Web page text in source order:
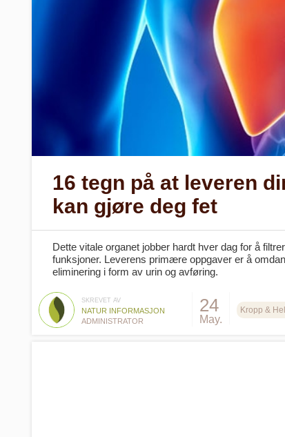
16 tegn på at leveren
kan gjøre deg fet
Dette vitale organet jobber hardt hver dag for å
funksjoner. Leverens primære oppgaver er å
eliminering i form av urin og avføring.
SKREVET AV
NATUR INFORMASJON
ADMINISTRATOR
24
May.
Kropp &